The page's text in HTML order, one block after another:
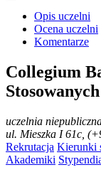
Opis uczelni
Ocena uczelni
Komentarze
Collegium
uczelnia
ul. Mieszka I 61c,
Rekrutacja Kierunki
Akademiki